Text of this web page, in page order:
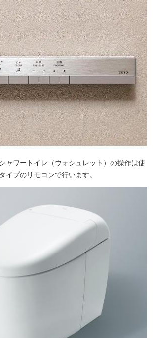
ャワートイレ（ウォシュレット）の操作は使
イプのリモコンで行います。